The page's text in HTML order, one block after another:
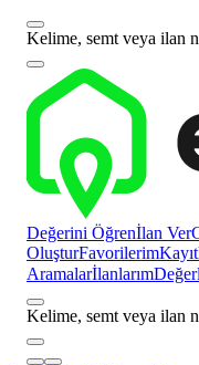
Kelime, semt veya ilan
Değerini Öğrenİlan Ver
OluşturFavorilerim
Aramalarİlanlarım
Kelime, semt veya ilan